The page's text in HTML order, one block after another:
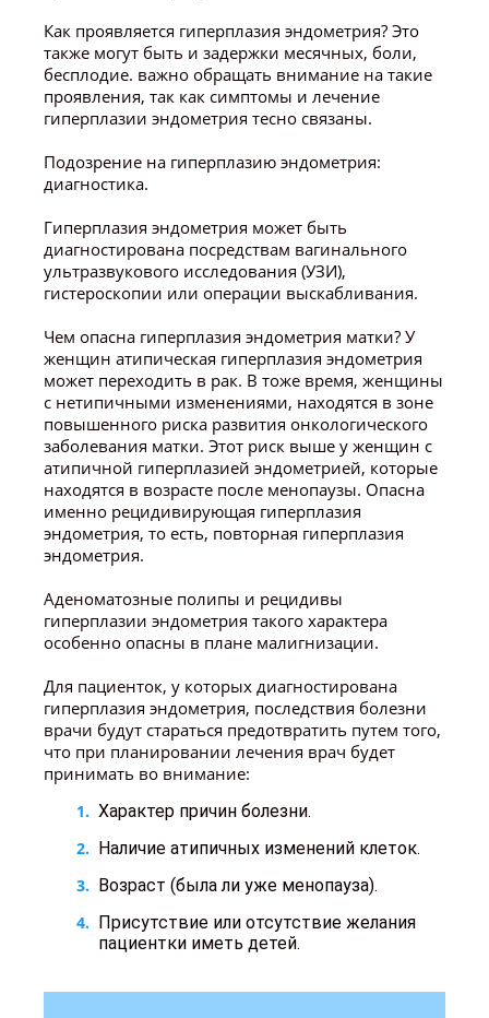
Как проявляется гиперплазия эндометрия? Это
также могут быть и задержки месячных, боли,
бесплодие. важно обращать внимание на такие
проявления, так как симптомы и лечение
гиперплазии эндометрия тесно связаны.
Подозрение на гиперплазию эндометрия:
диагностика.
Гиперплазия эндометрия может быть
диагностирована посредствам вагинального
ультразвукового исследования (УЗИ),
гистероскопии или операции выскабливания.
Чем опасна гиперплазия эндометрия матки? У
женщин атипическая гиперплазия эндометрия
может переходить в рак. В тоже время, женщины
с нетипичными изменениями, находятся в зоне
повышенного риска развития онкологического
заболевания матки. Этот риск выше у женщин с
атипичной гиперплазией эндометрией, которые
находятся в возрасте после менопаузы. Опасна
именно рецидивирующая гиперплазия
эндометрия, то есть, повторная гиперплазия
эндометрия.
Аденоматозные полипы и рецидивы
гиперплазии эндометрия такого характера
особенно опасны в плане малигнизации.
Для пациенток, у которых диагностирована
гиперплазия эндометрия, последствия болезни
врачи будут стараться предотвратить путем того,
что при планировании лечения врач будет
принимать во внимание:
Характер причин болезни.
Наличие атипичных изменений клеток.
Возраст (была ли уже менопауза).
Присутствие или отсутствие желания
пациентки иметь детей.